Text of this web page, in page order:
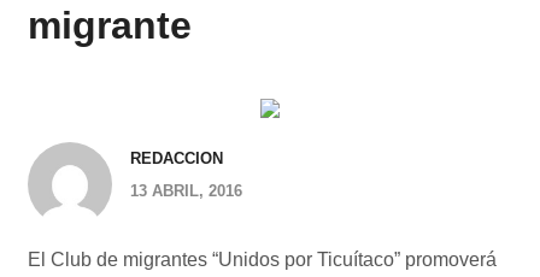
migrante
REDACCION
13 ABRIL, 2016
El Club de migrantes “Unidos por Ticuítaco” promoverá